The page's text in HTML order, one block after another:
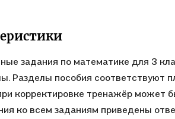
задания по математике для 3
Разделы пособия соответствуют
корректировке тренажёр может
ко всем заданиям приведены